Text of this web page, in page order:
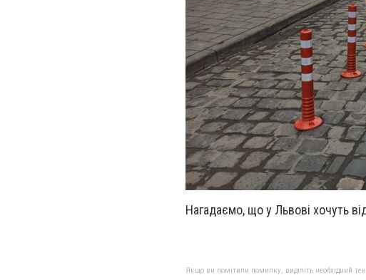
Нагадаємо, що у Львові хочуть
Якщо ви помітили помилку, виділіть необхідний